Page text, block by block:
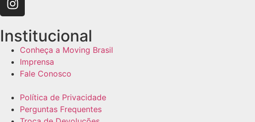
Institucional
Conheça a Moving Brasil
Imprensa
Fale Conosco
Política de Privacidade
Perguntas Frequentes